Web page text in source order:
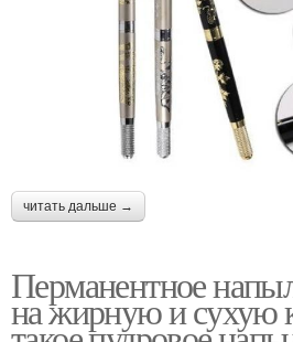
читать дальше →
Перманентное
на жирную и сухую